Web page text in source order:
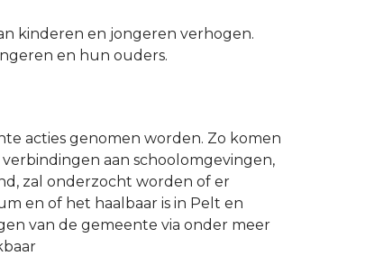
kinderen en jongeren verhogen.
en hun ouders.
acties genomen worden. Zo komen
aan schoolomgevingen,
zal onderzocht worden of er
en of het haalbaar is in Pelt en
van de gemeente via onder meer